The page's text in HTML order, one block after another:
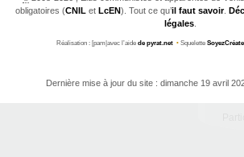
obligatoires (CNIL et LcEN). Tout ce qu’il faut savoir.
légales
Réalisation : [pam|avec l’aide de pyrat.net • Squelette
Dernière mise à jour du site : dimanche 19 avril